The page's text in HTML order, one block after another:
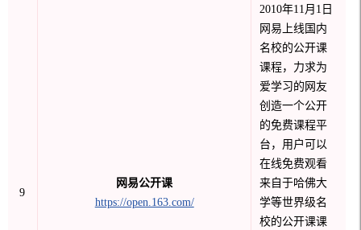
9
网易公开课
https://open.163.com/
2010年11月1日
网易上线国内
名校的公开课
课程，力求为
爱学习的网友
创造一个公开
的免费课程平
台，用户可以
在线免费观看
来自于哈佛大
学等世界级名
校的公开课课